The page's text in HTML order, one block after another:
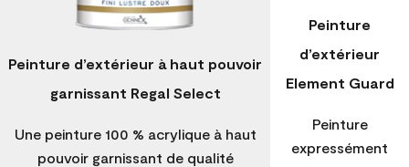
Peinture d’extérieur à haut pouvoir
garnissant Regal Select
Une peinture 100 % acrylique à haut
pouvoir garnissant de qualité
Peinture
d’extérieur
Element Guard
Peinture
expressément